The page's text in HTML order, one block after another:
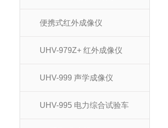
便携式红外成像仪
UHV-979Z+ 红外成像仪
UHV-999 声学成像仪
UHV-995 电力综合试验车